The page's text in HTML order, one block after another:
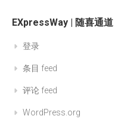
EXpressWay | 随喜通道
登录
条目 feed
评论 feed
WordPress.org